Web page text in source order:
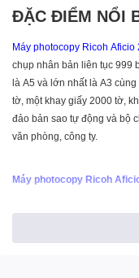
ĐẶC ĐIỂM NỔI
Máy photocopy Ricoh Aficio
chụp nhân bản liên tục 999
là A5 và lớn nhất là A3
tờ, một khay giấy 2000 tờ,
đảo bản sao tự động và bộ
văn phòng, công ty.
Máy photocopy Ricoh
- Sao chụp nhân bản liên
- Độ phân giải: 1200 x